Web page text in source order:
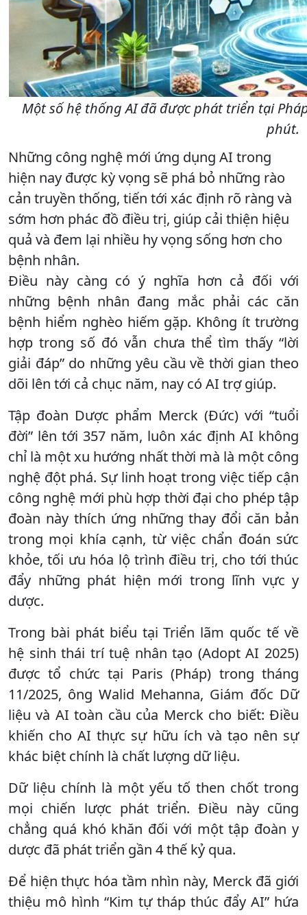
Một số hệ thống AI đã được phát triển tại
phút.
Những công nghệ mới ứng dụng AI trong
hiện nay được kỳ vọng sẽ phá bỏ những rào
cản truyền thống, tiến tới xác định rõ ràng và
sớm hơn phác đồ điều trị, giúp cải thiện hiệu
quả và đem lại nhiều hy vọng sống hơn cho
bệnh nhân.
Điều này càng có ý nghĩa hơn cả đối với
những bệnh nhân đang mắc phải các căn
bệnh hiểm nghèo hiếm gặp. Không ít trường
hợp trong số đó vẫn chưa thể tìm thấy “lời
giải đáp” do những yêu cầu về thời gian theo
dõi lên tới cả chục năm, nay có AI trợ giúp.
Tập đoàn Dược phẩm Merck (Đức) với “tuổi
đời” lên tới 357 năm, luôn xác định AI không
chỉ là một xu hướng nhất thời mà là một công
nghệ đột phá. Sự linh hoạt trong việc tiếp cận
công nghệ mới phù hợp thời đại cho phép tập
đoàn này thích ứng những thay đổi căn bản
trong mọi khía cạnh, từ việc chẩn đoán sức
khỏe, tối ưu hóa lộ trình điều trị, cho tới thúc
đẩy những phát hiện mới trong lĩnh vực y
dược.
Trong bài phát biểu tại Triển lãm quốc tế về
hệ sinh thái trí tuệ nhân tạo (Adopt AI 2025)
được tổ chức tại Paris (Pháp) trong tháng
11/2025, ông Walid Mehanna, Giám đốc Dữ
liệu và AI toàn cầu của Merck cho biết: Điều
khiến cho AI thực sự hữu ích và tạo nên sự
khác biệt chính là chất lượng dữ liệu.
Dữ liệu chính là một yếu tố then chốt trong
mọi chiến lược phát triển. Điều này cũng
chẳng quá khó khăn đối với một tập đoàn y
dược đã phát triển gần 4 thế kỷ qua.
Để hiện thực hóa tầm nhìn này, Merck đã giới
thiệu mô hình “Kim tự tháp thúc đẩy AI” hứa